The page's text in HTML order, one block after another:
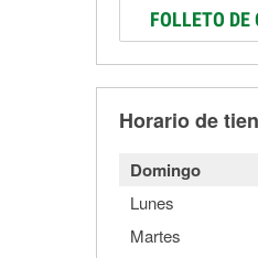
FOLLETO DE
Horario de
Domingo
Lunes
Martes